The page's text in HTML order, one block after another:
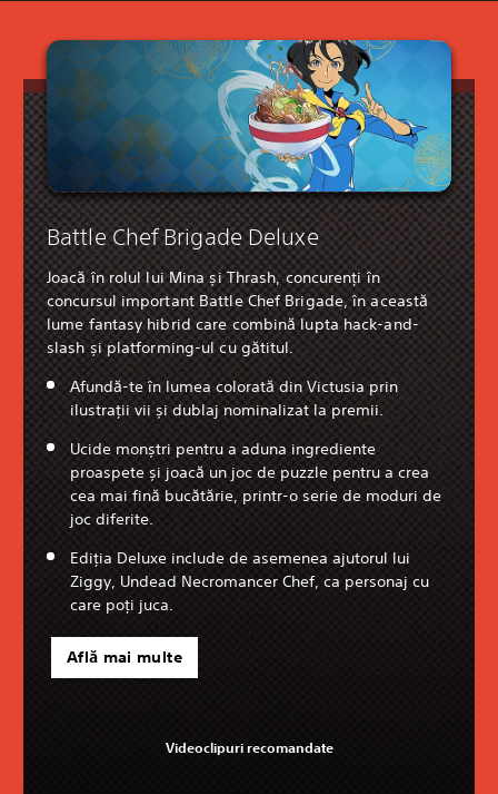
Battle Chef Brigade Deluxe
Joacă în rolul lui Mina și Thrash, concurenți în
concursul important Battle Chef Brigade, în această
lume fantasy hibrid care combină lupta hack-and-
slash și platforming-ul cu gătitul.
Afundă-te în lumea colorată din Victusia prin
ilustrații vii și dublaj nominalizat la premii.
Ucide monștri pentru a aduna ingrediente
proaspete și joacă un joc de puzzle pentru a crea
cea mai fină bucătărie, printr-o serie de moduri de
joc diferite.
Ediția Deluxe include de asemenea ajutorul lui
Ziggy, Undead Necromancer Chef, ca personaj cu
care poți juca.
Află mai multe
Videoclipuri recomandate